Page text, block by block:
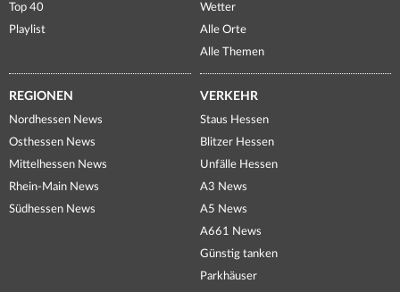
Top 40
Playlist
Wetter
Alle Orte
Alle Themen
REGIONEN
Nordhessen News
Osthessen News
Mittelhessen News
Rhein-Main News
Südhessen News
VERKEHR
Staus Hessen
Blitzer Hessen
Unfälle Hessen
A3 News
A5 News
A661 News
Günstig tanken
Parkhäuser